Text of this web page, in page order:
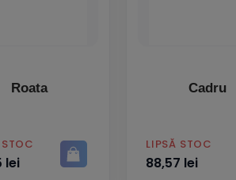
Roata
lei
Cadru
PRET
LIPSĂ STOC
88,57 lei